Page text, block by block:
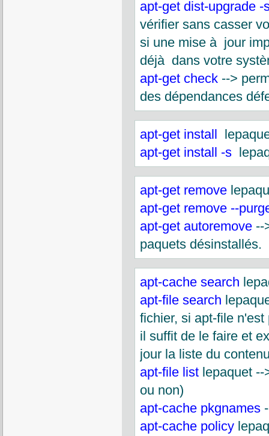
apt-get dist-upgrade -
vérifier sans casser
si une mise à jour
déjà dans votre
apt-get check -->
des dépendances
apt-get install
apt-get install -s
apt-get remove
apt-get remove --
apt-get autoremove --
paquets désinstallés.
apt-cache search
apt-file search
fichier, si apt-file n'est
il suffit de le faire et
jour la liste du
apt-file list lepaquet
ou non)
apt-cache pkgnames
apt-cache policy